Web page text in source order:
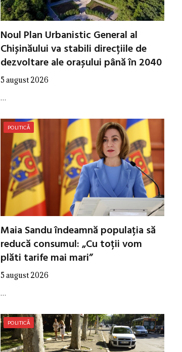
Noul Plan Urbanistic General al
Chișinăului va stabili direcțiile de
dezvoltare ale orașului până în 2040
5 august 2026
…
POLITICĂ
Maia Sandu îndeamnă populația să
reducă consumul: „Cu toții vom
plăti tarife mai mari”
5 august 2026
…
POLITICĂ